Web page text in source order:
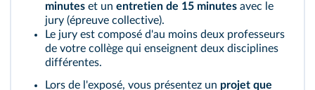
minutes et un entretien de 15 minutes avec le
jury (épreuve collective).
Le jury est composé d'au moins deux professeurs
de votre collège qui enseignent deux disciplines
différentes.
Lors de l'exposé, vous présentez un projet que